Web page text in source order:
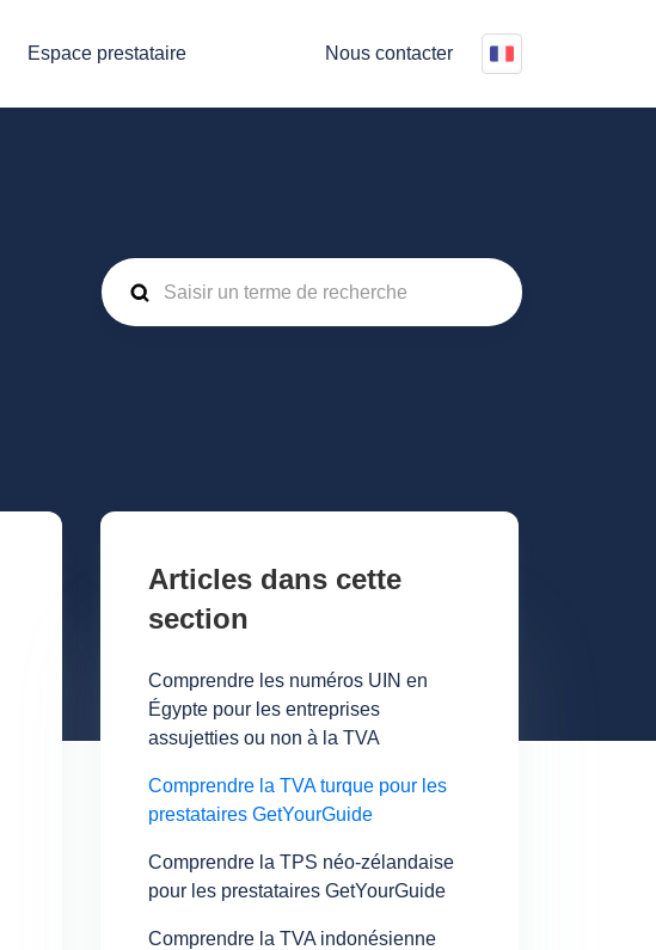
Espace prestataire Nous contacter
Articles dans cette
section
Comprendre les numéros UIN en
Égypte pour les entreprises
assujetties ou non à la TVA
Comprendre la TVA turque pour les
prestataires GetYourGuide
Comprendre la TPS néo-zélandaise
pour les prestataires GetYourGuide
Comprendre la TVA indonésienne